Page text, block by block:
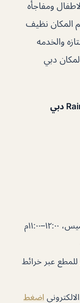
ومفاجأه
المكان نظيف
والخدمه
دبي
الاثنين والثلاثاء والخميس، ١٢:٠٠–١١:٠٠م
عبر خرائط
اضغط